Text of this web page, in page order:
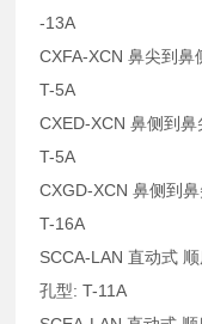
-13A
CXFA-XCN 鼻尖到
T-5A
CXED-XCN 鼻侧到
T-5A
CXGD-XCN 鼻侧到
T-16A
SCCA-LAN 直动式
孔型: T-11A